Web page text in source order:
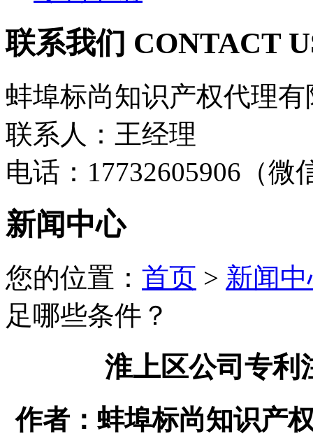
联系我们 CONTACT
蚌埠标尚知识产权代理有
联系人：王经理
电话：17732605906（微
新闻中心
您的位置： 首页 > 新闻
足哪些条件？
淮上区公司专利
作者：蚌埠标尚知识产